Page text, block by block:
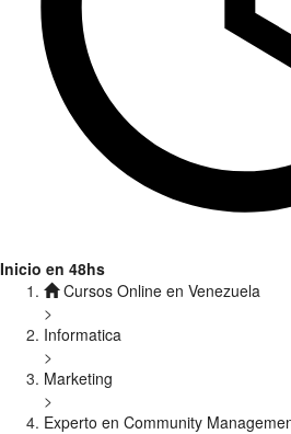
Inicio en 48hs
Cursos Online en Venezuela
>
Informatica
>
Marketing
>
Experto en Community